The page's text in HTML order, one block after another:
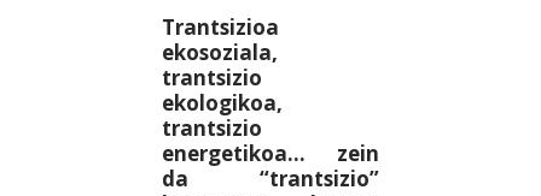
Trantsizioa
ekosoziala,
trantsizio
ekologikoa,
trantsizio
energetikoa… zein
da “trantsizio”